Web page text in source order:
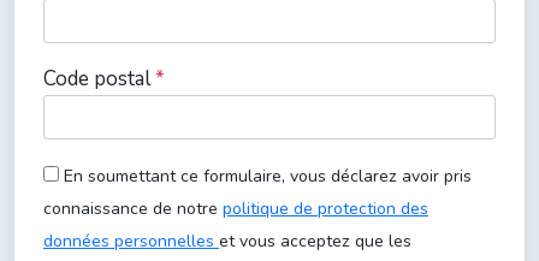
Code postal*
En soumettant ce formulaire, vous déclarez avoir pris
connaissance de notre politique de protection des
données personnelles et vous acceptez que les